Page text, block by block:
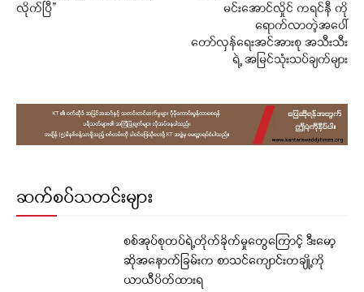
လိုက်ပြီ”
မင်းအောင်လှိုင် ကရင်နီ ကို
ရောက်လာတဲ့အပေါ်
တော်လှန်ရေးအင်အားစု အသီးသီး
ရဲ့ အမြင်သုံးသပ်ချက်များ
ဆက်စပ်သတင်းများ
စစ်အုပ်စုတပ်ရဲ့တိုက်ခိုက်မှုတွေကြောင့် ဒီးမော့
ဆိုအနောက်ခြမ်းက စာသင်ကျောင်းတချို့ကို
ယာယီပိတ်ထားရ